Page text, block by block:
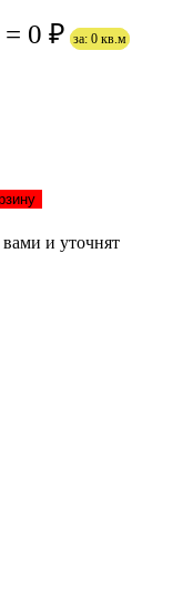
= 0 ₽ за: 0 кв.м
и уточнят